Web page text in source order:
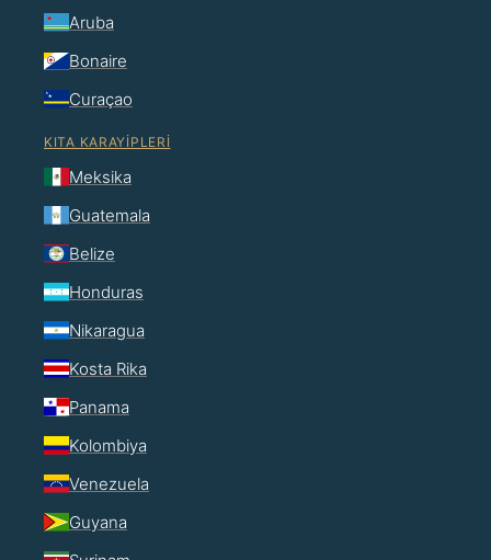
Aruba
Bonaire
Curaçao
KITA KARAYIPLERI
Meksika
Guatemala
Belize
Honduras
Nikaragua
Kosta Rika
Panama
Kolombiya
Venezuela
Guyana